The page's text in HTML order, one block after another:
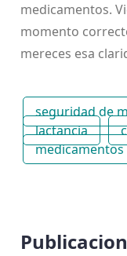
medicamentos.
momento
mereces esa
seguridad de
lactancia